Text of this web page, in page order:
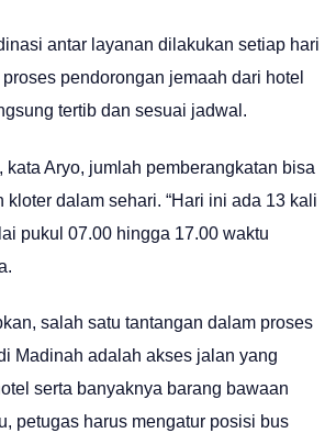
antar layanan dilakukan setiap hari
pendorongan jemaah dari hotel
tertib dan sesuai jadwal.
kata Aryo, jumlah pemberangkatan bisa
kloter dalam sehari. “Hari ini ada 13 kali
pukul 07.00 hingga 17.00 waktu
salah satu tantangan dalam proses
Madinah adalah akses jalan yang
serta banyaknya barang bawaan
petugas harus mengatur posisi bus